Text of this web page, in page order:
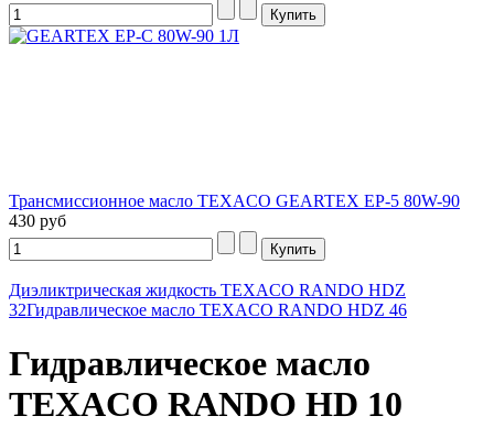
Трансмиссионное масло TEXACO GEARTEX EP-5 80W-90
430 руб
Диэликтрическая жидкость TEXACO RANDO HDZ
32Гидравлическое масло TEXACO RANDO HDZ 46
Гидравлическое масло
TEXACO RANDO HD 10